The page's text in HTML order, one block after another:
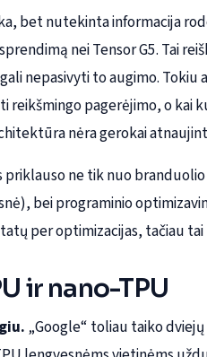
bet nutekinta informacija
nei Tensor G5. Tai
nepasivyti to augimo.
reikšmingo pagerėjimo, o kai
nėra gerokai
priklauso ne tik nuo
bei programinio
per optimizacijas, tačiau
ir nano-TPU
„Google“ toliau taiko